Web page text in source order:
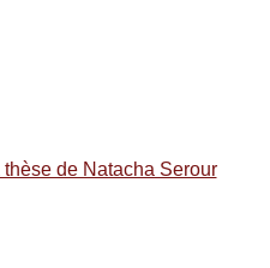
de Natacha Serour